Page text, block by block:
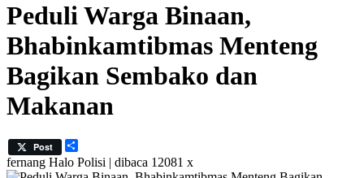
Peduli Warga Binaan,
Bhabinkamtibmas Menteng
Bagikan Sembako dan
Makanan
Post
fernang Halo Polisi | dibaca 12081 x